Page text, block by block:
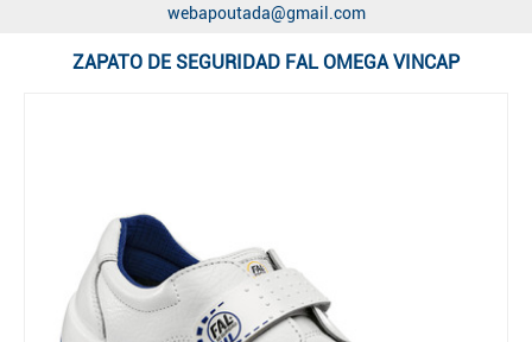
webapoutada@gmail.com
ZAPATO DE SEGURIDAD FAL OMEGA VINCAP